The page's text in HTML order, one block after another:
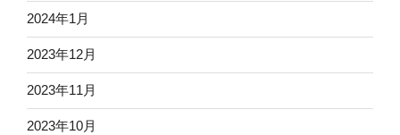
2024年1月
2023年12月
2023年11月
2023年10月